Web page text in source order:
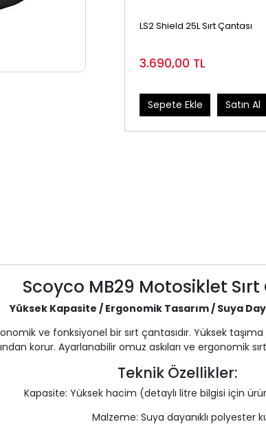
LS2 Shield 25L Sırt Çantası
3.690,00 TL
Sepete Ekle Satın Al
Scoyco MB29 Motosiklet Sırt
Yüksek Kapasite / Ergonomik Tasarım / Suya
ve fonksiyonel bir sırt çantasıdır. Yüksek taşıma
korur. Ayarlanabilir omuz askıları ve
Teknik Özellikler:
Kapasite: Yüksek hacim (detaylı litre bilgisi için
Malzeme: Suya dayanıklı polyester